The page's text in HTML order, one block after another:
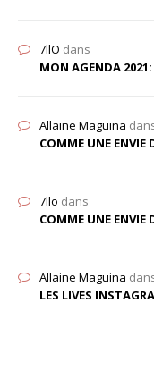
7llO dans
MON AGENDA 2021:
Allaine Maguina
COMME UNE ENVIE
7llo dans
COMME UNE ENVIE
Allaine Maguina
LES LIVES